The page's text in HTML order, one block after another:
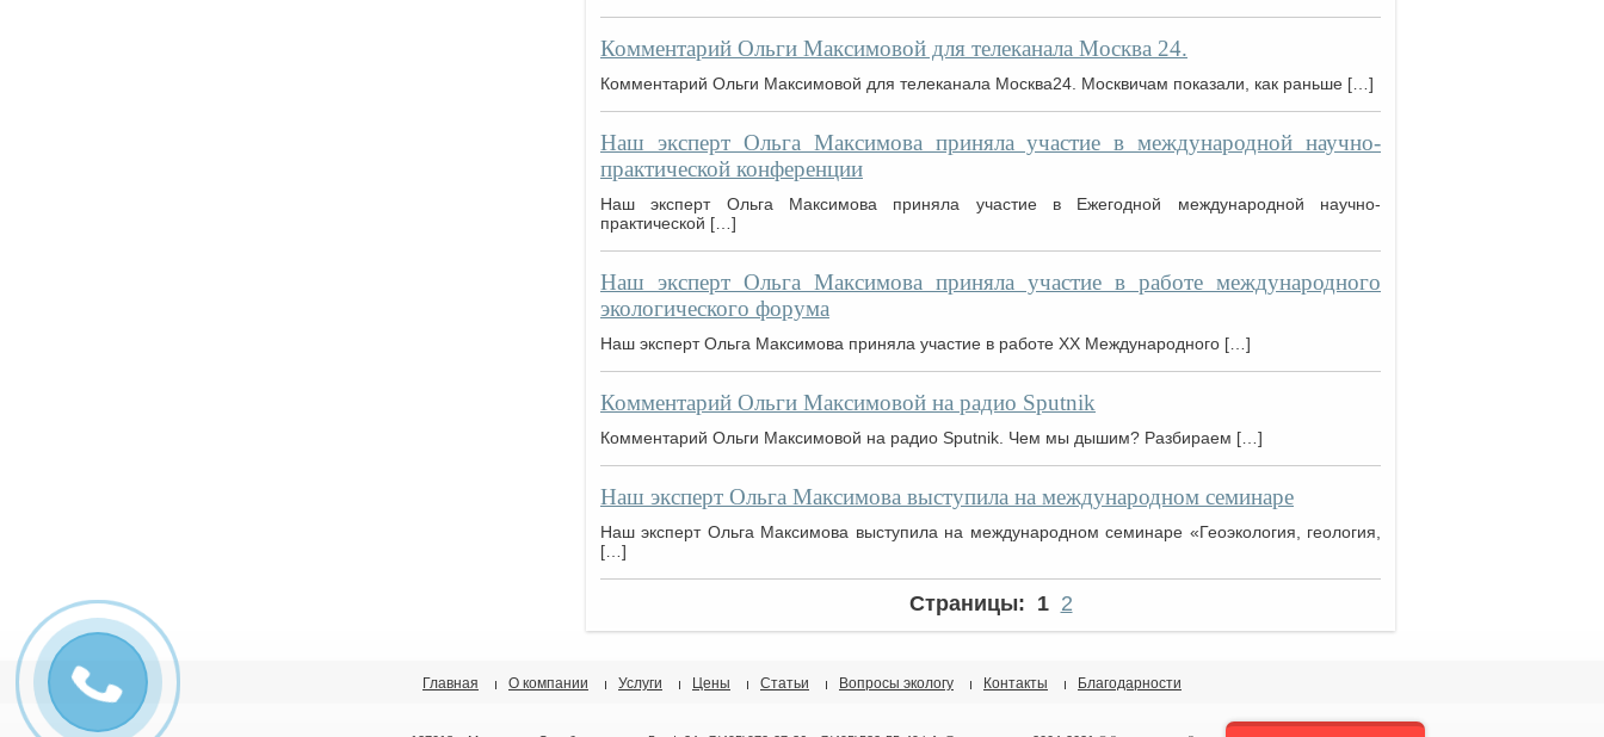
Комментарий Ольги Максимовой для телеканала Москва 24.
Комментарий Ольги Максимовой для телеканала Москва24. Москвичам показали, как раньше […]
Наш эксперт Ольга Максимова приняла участие в международной научно-
практической конференции
Наш эксперт Ольга Максимова приняла участие в Ежегодной международной научно-
практической […]
Наш эксперт Ольга Максимова приняла участие в работе международного
экологического форума
Наш эксперт Ольга Максимова приняла участие в работе XX Международного […]
Комментарий Ольги Максимовой на радио Sputnik
Комментарий Ольги Максимовой на радио Sputnik. Чем мы дышим? Разбираем […]
Наш эксперт Ольга Максимова выступила на международном семинаре
Наш эксперт Ольга Максимова выступила на международном семинаре «Геоэкология, геология,
[…]
Страницы: 1 2
Главная О компании Услуги Цены Статьи Вопросы экологу Контакты Благодарности